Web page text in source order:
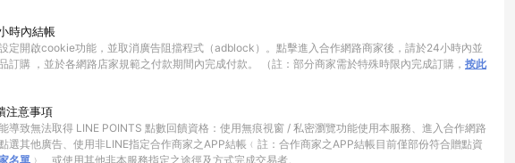
時內結帳
定開啟cookie功能，並取消廣告阻擋程式（adblock）。點擊進入合作網路商家後，請於24小時內並
訂購 ，並於各網路店家規範之付款期間內完成付款。 （註：部分商家需於特殊時限內完成訂購， 按此
注意事項
導致無法取得 LINE POINTS 點數回饋資格：使用無痕視窗 / 私密瀏覽功能使用本服務、進入合作網路
選其他廣告、使用非LINE指定合作商家之APP結帳﹙註：合作商家之APP結帳目前僅部份符合贈點資
名單 ﹚、或使用其他非本服務指定之途徑及方式完成交易者。